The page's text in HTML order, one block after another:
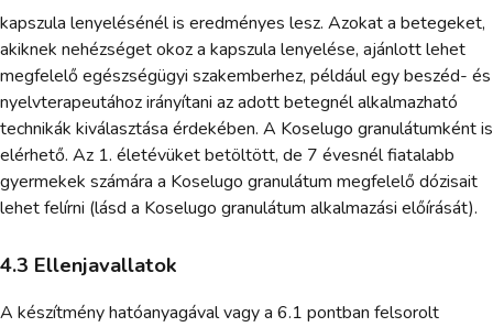
kapszula lenyelésénél is eredményes lesz. Azokat a betegeket,
akiknek nehézséget okoz a kapszula lenyelése, ajánlott lehet
megfelelő egészségügyi szakemberhez, például egy beszéd- és
nyelvterapeutához irányítani az adott betegnél alkalmazható
technikák kiválasztása érdekében. A Koselugo granulátumként is
elérhető. Az 1. életévüket betöltött, de 7 évesnél fiatalabb
gyermekek számára a Koselugo granulátum megfelelő dózisait
lehet felírni (lásd a Koselugo granulátum alkalmazási előírását).
4.3 Ellenjavallatok
A készítmény hatóanyagával vagy a 6.1 pontban felsorolt